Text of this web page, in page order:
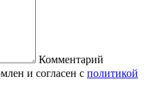
Комментарий
и согласен с политикой